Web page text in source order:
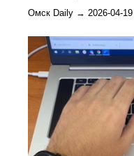
Омск Daily → 2026-04-19